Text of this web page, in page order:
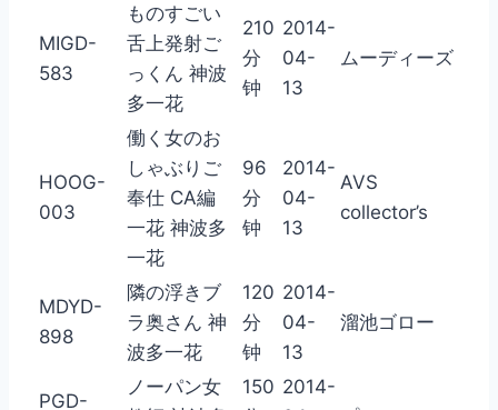
MIGD-
583
ものすごい
舌上発射ご
っくん 神波
多一花
210
分
钟
2014-
04-
13
ムーディーズ
HOOG-
003
働く女のお
しゃぶりご
奉仕 CA編
一花 神波多
一花
96
分
钟
2014-
04-
13
AVS
collector’s
MDYD-
898
隣の浮きブ
ラ奥さん 神
波多一花
120
分
钟
2014-
04-
13
溜池ゴロー
PGD-
ノーパン女
150 2014-